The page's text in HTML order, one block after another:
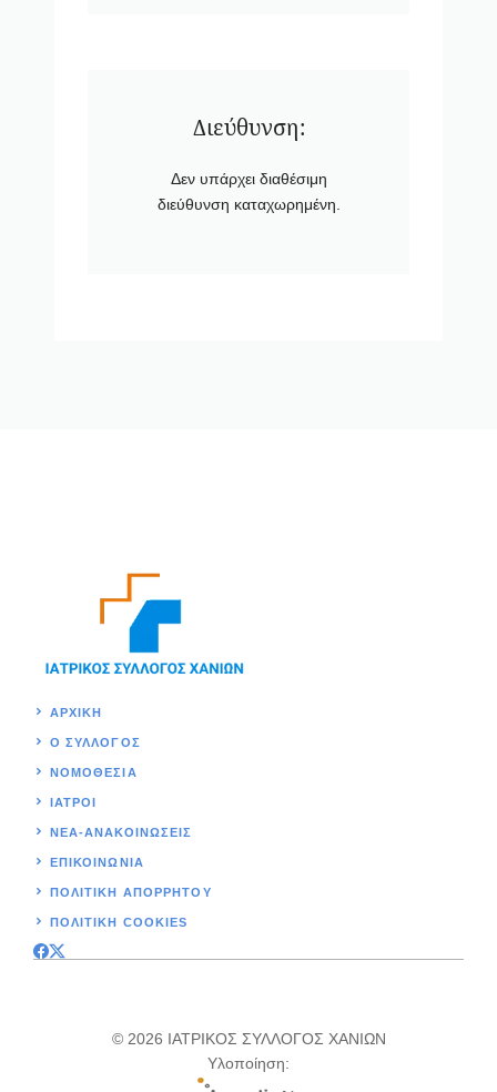
Διεύθυνση:
Δεν υπάρχει διαθέσιμη
διεύθυνση καταχωρημένη.
ΑΡΧΙΚΉ
Ο ΣΥΛΛΟΓΟΣ
ΝΟΜΟΘΕΣΊΑ
ΙΑΤΡΟΙ
ΝΕΑ-ΑΝΑΚΟΙΝΩΣΕΙΣ
ΕΠΙΚΟΙΝΩΝΊΑ
ΠΟΛΙΤΙΚΉ ΑΠΟΡΡΗΤΟΥ
ΠΟΛΙΤΙΚΗ COOKIES
© 2026 ΙΑΤΡΙΚΟΣ ΣΥΛΛΟΓΟΣ ΧΑΝΙΩΝ
Υλοποίηση: